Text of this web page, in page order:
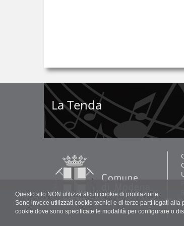
Questo sito NON utilizza alcun cookie di profilazione.
Sono invece utilizzati cookie tecnici e di terze parti legati
cookie dove sono specificate le modalità per configurare o
La Tenda
Contatti